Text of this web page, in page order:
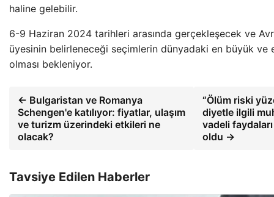
haline gelebilir.
6-9 Haziran 2024 tarihleri ​​arasında gerçekleşecek ve
üyesinin belirleneceği seçimlerin dünyadaki en büyük
olması bekleniyor.
← Bulgaristan ve Romanya
Schengen'e katılıyor: fiyatlar, ulaşım
ve turizm üzerindeki etkileri ne
olacak?
“Ölüm riski
diyetle ilgili
vadeli
oldu →
Tavsiye Edilen Haberler